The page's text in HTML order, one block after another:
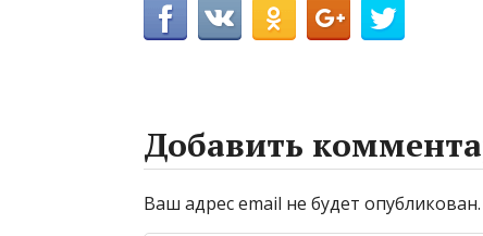
Добавить
Ваш адрес email не будет опубликован.